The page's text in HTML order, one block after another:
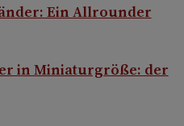
Ein Allrounder
in Miniaturgröße: der